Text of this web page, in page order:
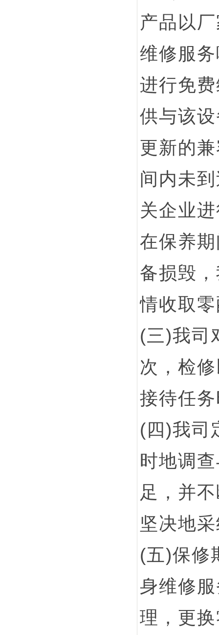
产品以
维修服
进行免
供与该
更新的
间内未
关企业
在保养
备损毁
情收取
(三)我司
次，检
接待任
(四)我司
时地调
足，并
坚决地
(五)保修
身维修
理，更